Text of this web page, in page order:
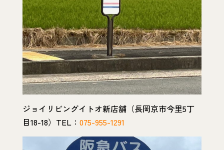
ジョイリビングイトオ新店舗（長岡京市今里5丁
目18-18）TEL： 075-955-1291